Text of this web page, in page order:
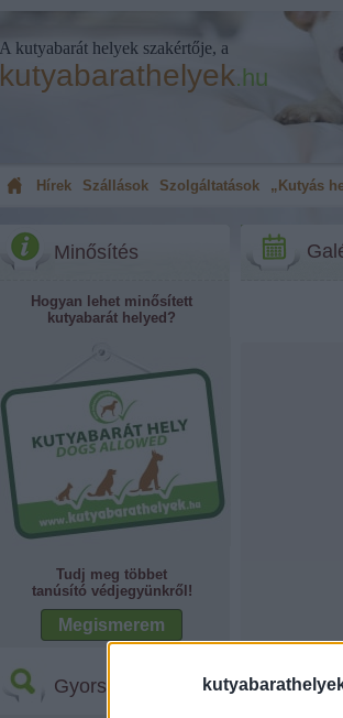
A kutyabarát helyek szakértője, a
kutyabarathelyek.hu
Hírek Szállások Szolgáltatások „Kutyás
Minősítés
Hogyan lehet minősített
kutyabarát helyed?
Tudj meg többet
tanúsító védjegyünkről!
Megismerem
Gyorskereső